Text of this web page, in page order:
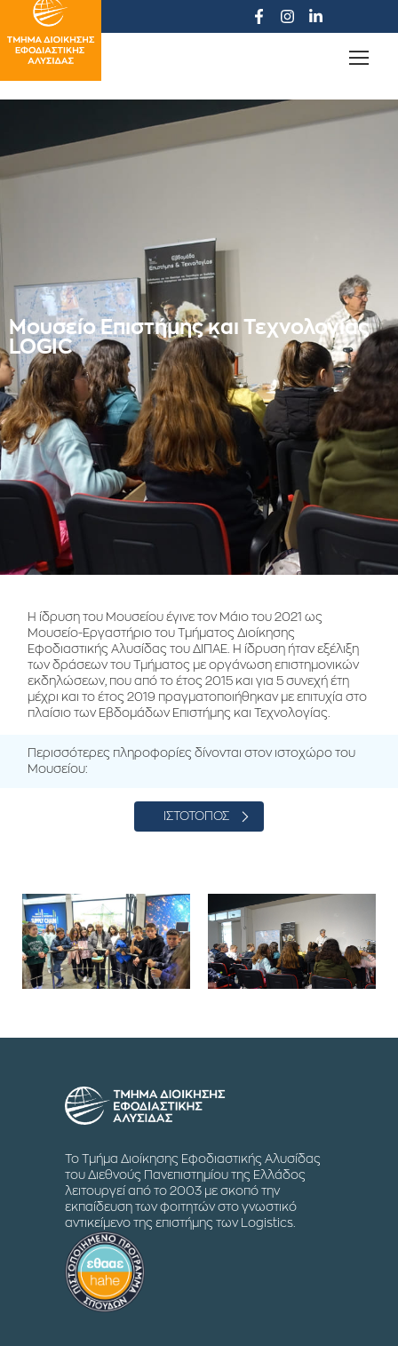
Μουσείο Επιστήμης και Τεχνολογίας
LOGIC
Η ίδρυση του Μουσείου έγινε τον Μάιο του 2021 ως
Μουσείο-Εργαστήριο του Τμήματος Διοίκησης
Εφοδιαστικής Αλυσίδας του ΔΙΠΑΕ. Η ίδρυση ήταν εξέλιξη
των δράσεων του Τμήματος με οργάνωση επιστημονικών
εκδηλώσεων, που από το έτος 2015 και για 5 συνεχή έτη
μέχρι και το έτος 2019 πραγματοποιήθηκαν με επιτυχία στο
πλαίσιο των Εβδομάδων Επιστήμης και Τεχνολογίας.
Περισσότερες πληροφορίες δίνονται στον ιστοχώρο του
Μουσείου:
ΙΣΤΟΤΟΠΟΣ
Το Τμήμα Διοίκησης Εφοδιαστικής Αλυσίδας
του Διεθνούς Πανεπιστημίου της Ελλάδος
λειτουργεί από το 2003 με σκοπό την
εκπαίδευση των φοιτητών στο γνωστικό
αντικείμενο της επιστήμης των Logistics.